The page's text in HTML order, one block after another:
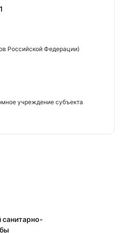
Российской Федерации)
учреждение субъекта
санитарно-